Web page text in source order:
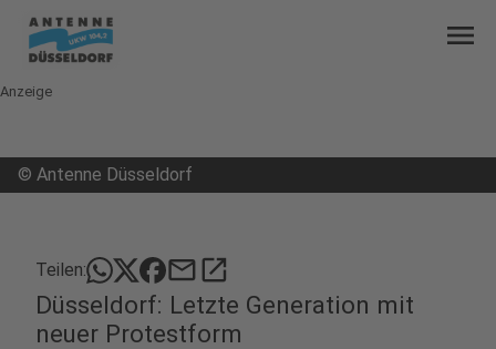
menu
Anzeige
© Antenne Düsseldorf
Teilen: mailopen_in_new
Düsseldorf: Letzte Generation mit
neuer Protestform